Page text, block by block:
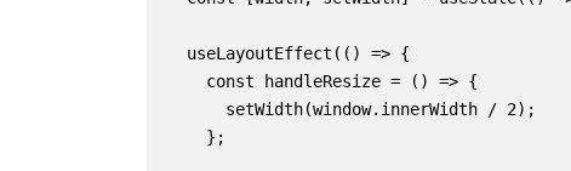
  useLayoutEffect(() => {
    const handleResize = () => {
      setWidth(window.innerWidth / 2);
    };